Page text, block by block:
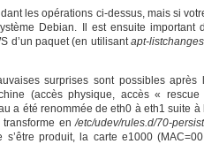
les opérations ci-dessus, mais si
Debian. Il est ensuite important
d’un paquet (en utilisantapt-listchanges
surprises sont possibles après
(accès physique, accès «
a été renommée de eth0 à eth1 suite à
en/etc/udev/rules.d/70-
produit, la carte e1000